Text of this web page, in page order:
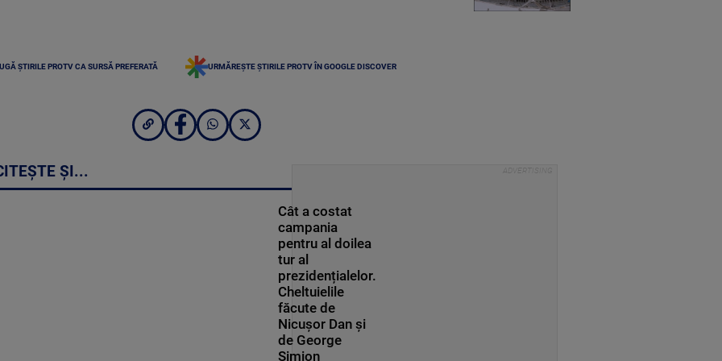
ȘTIRILE PROTV CA SURSĂ PREFERATĂ URMĂREȘTE ȘTIRILE PROTV ÎN GOOGLE DISCOVER
ȘI...
Cât a costat
campania
pentru al doilea
tur al
prezidențialelor.
Cheltuielile
făcute de
Nicușor Dan și
de George
Simion